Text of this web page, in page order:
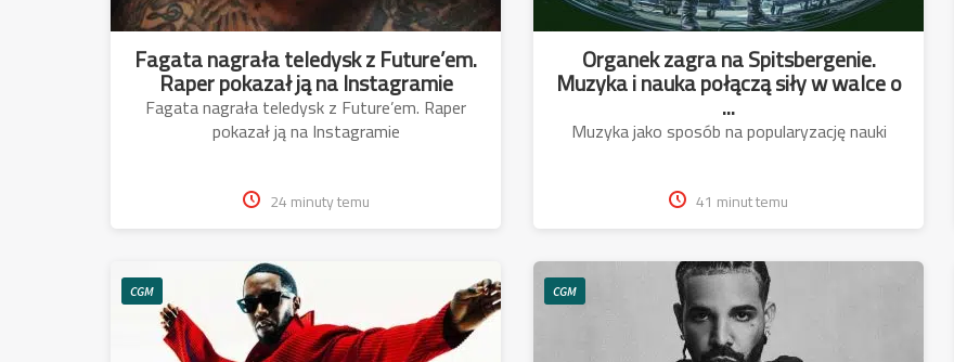
Fagata nagrała teledysk z Future’em.
Raper pokazał ją na Instagramie
Fagata nagrała teledysk z Future’em. Raper
pokazał ją na Instagramie
24 minuty temu
Organek zagra na Spitsbergenie.
Muzyka i nauka połączą siły w walce o
...
Muzyka jako sposób na popularyzację nauki
41 minut temu
CGM CGM